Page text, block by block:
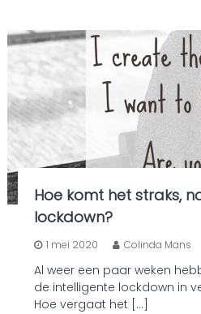
Hoe komt het straks,
lockdown?
1 mei 2020 Colinda Mans
Al weer een paar weken
de intelligente lockdown in
Hoe vergaat het […]